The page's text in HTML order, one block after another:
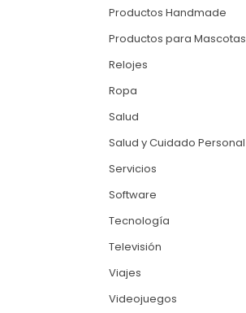
Productos Handmade
Productos para Mascotas
Relojes
Ropa
Salud
Salud y Cuidado Personal
Servicios
Software
Tecnología
Televisión
Viajes
Videojuegos